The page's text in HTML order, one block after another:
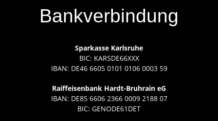
Bankverbindung
Sparkasse Karlsruhe
BIC: KARSDE66XXX
IBAN: DE46 6605 0101 0106 0003 59
Raiffeisenbank Hardt-Bruhrain eG
IBAN: DE85 6606 2366 0009 2188 07
BIC: GENODE61DET